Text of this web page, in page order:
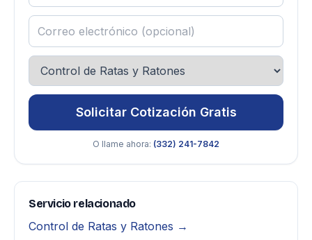
Solicitar Cotización Gratis
O llame ahora: (332) 241-7842
Servicio relacionado
Control de Ratas y Ratones →